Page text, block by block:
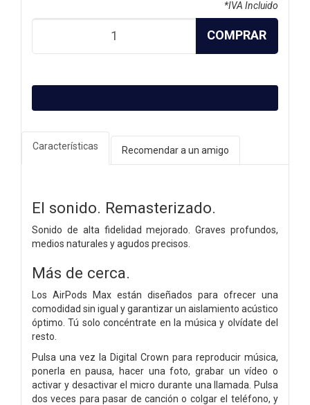
*IVA Incluido
COMPRAR
Características Recomendar a un amigo
El sonido. Remasterizado.
Sonido de alta fidelidad mejorado. Graves profundos,
medios naturales y agudos precisos.
Más de cerca.
Los AirPods Max están diseñados para ofrecer una
comodidad sin igual y garantizar un aislamiento acústico
óptimo. Tú solo concéntrate en la música y olvídate del
resto.
Pulsa una vez la Digital Crown para reproducir música,
ponerla en pausa, hacer una foto, grabar un vídeo o
activar y desactivar el micro durante una llamada. Pulsa
dos veces para pasar de canción o colgar el teléfono, y